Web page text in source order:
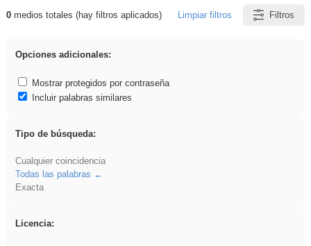
Resultados de: regalo
0medios totales (hay filtros aplicados) Limpiar filtros Filtros
Opciones adicionales:
Mostrar protegidos por contraseña
Incluir palabras similares
Tipo de búsqueda:
Cualquier coincidencia
Todas las palabras
Exacta
Licencia: